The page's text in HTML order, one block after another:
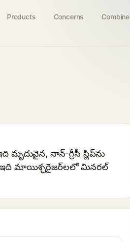
Products Concerns Combine
మృదువైన, నాన్-గ్రీసీ స్లిప్‌ను
ఇది మాయిశ్చరైజర్‌లలో మినరల్